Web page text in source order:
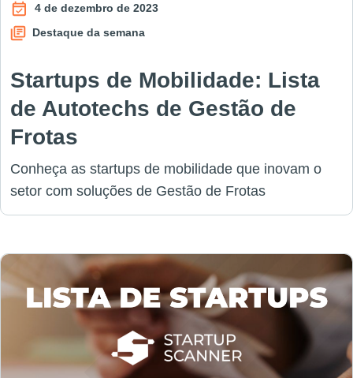
4 de dezembro de 2023
Destaque da semana
Startups de Mobilidade: Lista
de Autotechs de Gestão de
Frotas
Conheça as startups de mobilidade que inovam o
setor com soluções de Gestão de Frotas